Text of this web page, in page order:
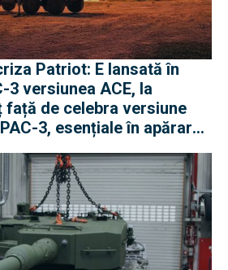
Patriot: E lansată în
3 versiunea ACE, la
față de celebra versiune
3, esențiale în apărarea